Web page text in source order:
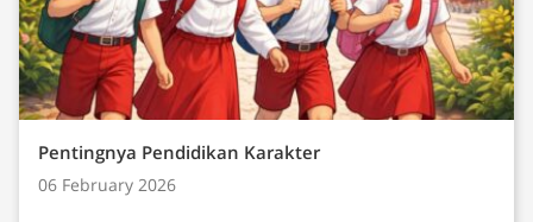
Pentingnya Pendidikan Karakter
06 February 2026